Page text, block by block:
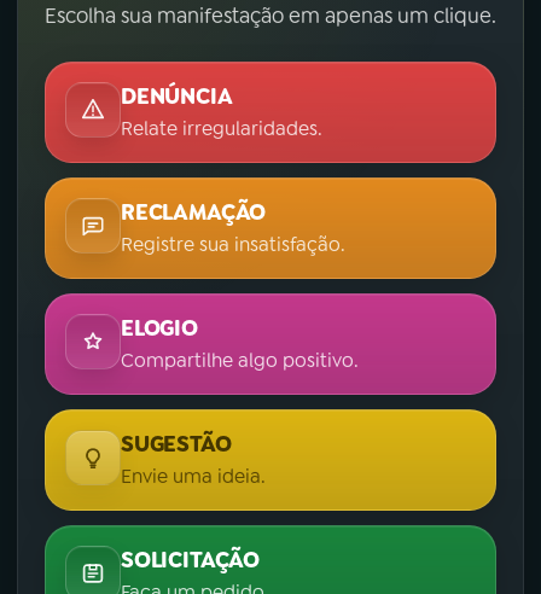
Escolha sua manifestação em apenas um clique.
DENÚNCIA
Relate irregularidades.
RECLAMAÇÃO
Registre sua insatisfação.
ELOGIO
Compartilhe algo positivo.
SUGESTÃO
Envie uma ideia.
SOLICITAÇÃO